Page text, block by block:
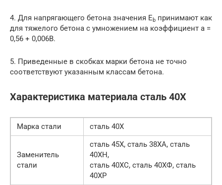
4. Для напрягающего бетона значения Еb принимают как
для тяжелого бетона с умножением на коэффициент a =
0,56 + 0,006В.
5. Приведенные в скобках марки бетона не точно
соответствуют указанным классам бетона.
Характеристика материала сталь 40Х
Марка стали сталь 40Х
Заменитель
стали
сталь 45Х, сталь 38ХА, сталь
40ХН,
сталь 40ХС, сталь 40ХФ, сталь
40ХР